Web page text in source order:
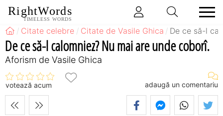
RightWords
TIMELESS WORDS
Citate celebre Citate de Vasile Ghica De ce să-l
De ce să-l calomniez? Nu mai are unde coborî.
Aforism de Vasile Ghica
votează acum adaugă un comentariu